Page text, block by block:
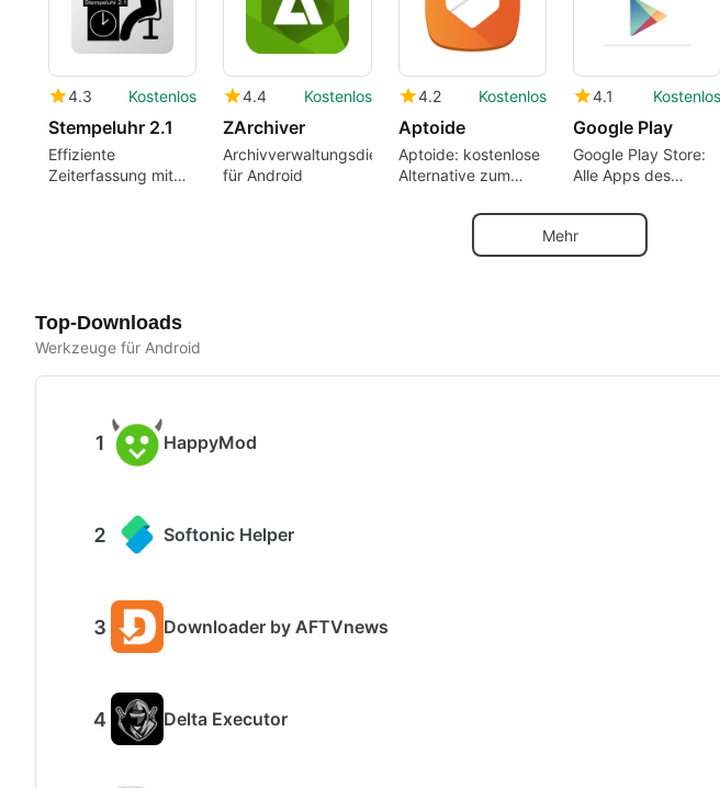
4.3 Kostenlos
Stempeluhr 2.1
Effiziente
Zeiterfassung mit
4.4 Kostenlos
ZArchiver
Archivverwaltungsdienstprogramm
für Android
4.2 Kostenlos
Aptoide
Aptoide: kostenlose
Alternative zum
auf Android
4.1 Kostenlos
Google Play
Google Play Store:
Alle Apps des
Market
herunterladen
Mehr
Top-Downloads
Werkzeuge für Android
HappyMod
Softonic Helper
Downloader by AFTVnews
Delta Executor